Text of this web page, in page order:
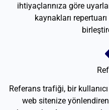
ihtiyaçlarınıza göre
kaynakları
Referans trafiği, bir
web sitenize yönlendiren